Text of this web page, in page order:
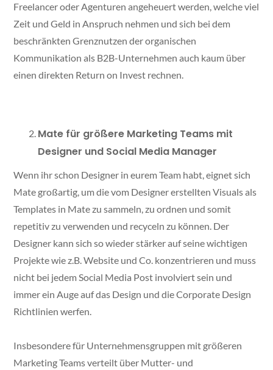
Freelancer oder Agenturen angeheuert werden, welche viel
Zeit und Geld in Anspruch nehmen und sich bei dem
beschränkten Grenznutzen der organischen
Kommunikation als B2B-Unternehmen auch kaum über
einen direkten Return on Invest rechnen.
Mate für größere Marketing Teams mit
Designer und Social Media Manager
Wenn ihr schon Designer in eurem Team habt, eignet sich
Mate großartig, um die vom Designer erstellten Visuals als
Templates in Mate zu sammeln, zu ordnen und somit
repetitiv zu verwenden und recyceln zu können. Der
Designer kann sich so wieder stärker auf seine wichtigen
Projekte wie z.B. Website und Co. konzentrieren und muss
nicht bei jedem Social Media Post involviert sein und
immer ein Auge auf das Design und die Corporate Design
Richtlinien werfen.
Insbesondere für Unternehmensgruppen mit größeren
Marketing Teams verteilt über Mutter- und